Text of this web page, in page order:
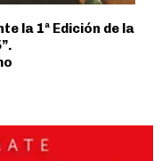
la 1ª Edición de la